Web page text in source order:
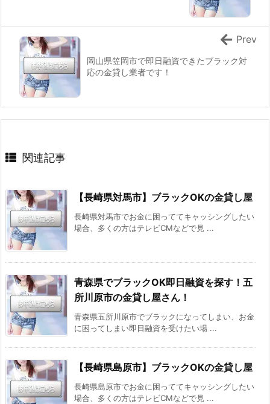
岡山県笠岡市で即日融資できたブラック対
応の金貸し業者です！
Prev
関連記事
【長崎県対馬市】ブラックOKの金貸し屋
長崎県対馬市でお金に困っててキャッシングしたい
場合、多くの方はテレビCMなどで見 ...
青森県でブラックOK即日融資を探す！五
所川原市の金貸し屋さん！
青森県五所川原市でブラックになってしまい、お金
に困ってしまい即日融資を受けたい場 ...
【長崎県島原市】ブラックOKの金貸し屋
長崎県島原市でお金に困っててキャッシングしたい
場合、多くの方はテレビCMなどで見 ...